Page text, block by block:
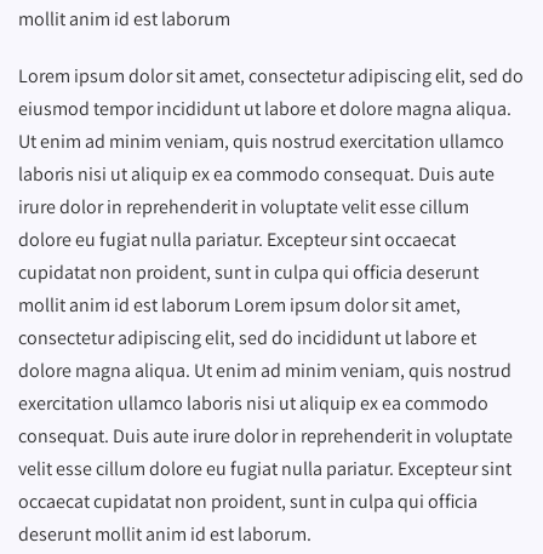
mollit anim id est laborum
Lorem ipsum dolor sit amet, consectetur adipiscing elit, sed do
eiusmod tempor incididunt ut labore et dolore magna aliqua.
Ut enim ad minim veniam, quis nostrud exercitation ullamco
laboris nisi ut aliquip ex ea commodo consequat. Duis aute
irure dolor in reprehenderit in voluptate velit esse cillum
dolore eu fugiat nulla pariatur. Excepteur sint occaecat
cupidatat non proident, sunt in culpa qui officia deserunt
mollit anim id est laborum Lorem ipsum dolor sit amet,
consectetur adipiscing elit, sed do incididunt ut labore et
dolore magna aliqua. Ut enim ad minim veniam, quis nostrud
exercitation ullamco laboris nisi ut aliquip ex ea commodo
consequat. Duis aute irure dolor in reprehenderit in voluptate
velit esse cillum dolore eu fugiat nulla pariatur. Excepteur sint
occaecat cupidatat non proident, sunt in culpa qui officia
deserunt mollit anim id est laborum.